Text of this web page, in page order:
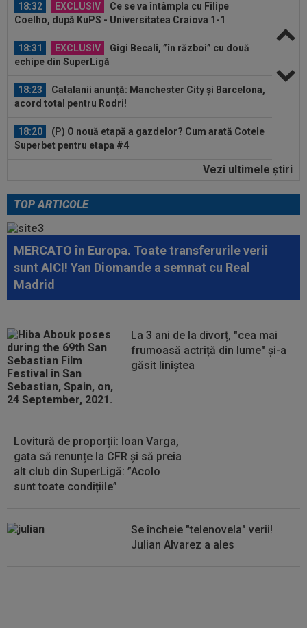
18:32 EXCLUSIV
Ce se va întâmpla cu Filipe
Coelho, după KuPS - Universitatea Craiova 1-1
18:31 EXCLUSIV
Gigi Becali, ”în război” cu două
echipe din SuperLigă
18:23
Catalanii anunță: Manchester City și Barcelona,
acord total pentru Rodri!
18:20
(P) O nouă etapă a gazdelor? Cum arată Cotele
Superbet pentru etapa #4
Unirea Slobozia - Gloria
etapei...
18:48
Dinamo - FC Voluntari LIVE VIDEO, sâmbătă,
21:30, la DGS 1. Egalitate de puncte...
18:48
Probleme pentru ultimul jucător transferat de
Dinamo? Ce a spus Nuno Campos
18:36 OFICIAL
Franco Mastantuono a semnat cu
18:32 EXCLUSIV
Ce se va întâmpla cu Filipe
Coelho, după KuPS - Universitatea Craiova 1-1
Vezi ultimele ştiri
TOP ARTICOLE
MERCATO în Europa. Toate transferurile verii
sunt AICI! Yan Diomande a semnat cu Real
Madrid
La 3 ani de la divorț, "cea mai
frumoasă actriță din lume" și-a
găsit liniștea
Lovitură de proporții: Ioan Varga,
gata să renunțe la CFR și să preia
alt club din SuperLigă: ”Acolo
sunt toate condițiile”
Se încheie "telenovela" verii!
Julian Alvarez a ales